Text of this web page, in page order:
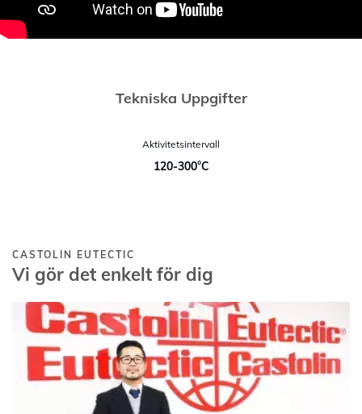
Tekniska Uppgifter
Aktivitetsintervall
120-300°C
CASTOLIN EUTECTIC
Vi gör det enkelt för dig